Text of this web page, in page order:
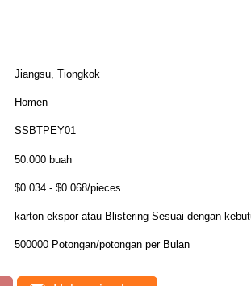
Jiangsu, Tiongkok
Homen
SSBTPEY01
50.000 buah
$0.034 - $0.068/pieces
karton ekspor atau Blistering Sesuai dengan
500000 Potongan/potongan per Bulan